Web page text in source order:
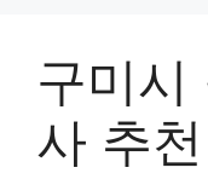
구미시
사 추